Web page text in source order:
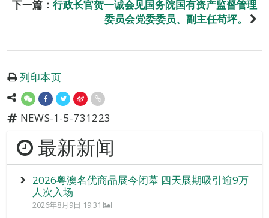
下一篇： 行政长官贺一诚会见国务院国有资产监督管理
委员会党委委员、副主任苟坪。
列印本页
NEWS-1-5-731223
最新新闻
2026粤澳名优商品展今闭幕 四天展期吸引逾9万
人次入场
2026年8月9日 19:31